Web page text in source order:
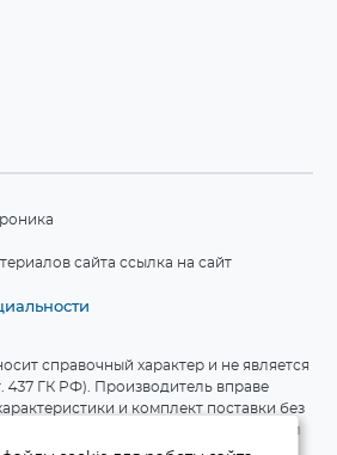
сайта ссылка на сайт
справочный характер и не является
437 ГК РФ). Производитель вправе
и комплект поставки без
данные приведены на официальном